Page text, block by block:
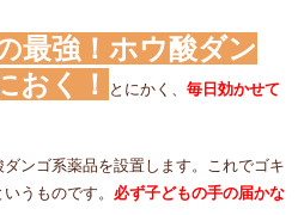
最強！ホウ酸ダン
おく！
とにかく、 毎日効かせて
ンゴ系薬品を設置します。これでゴキ
うものです。 必ず子どもの手の届かな